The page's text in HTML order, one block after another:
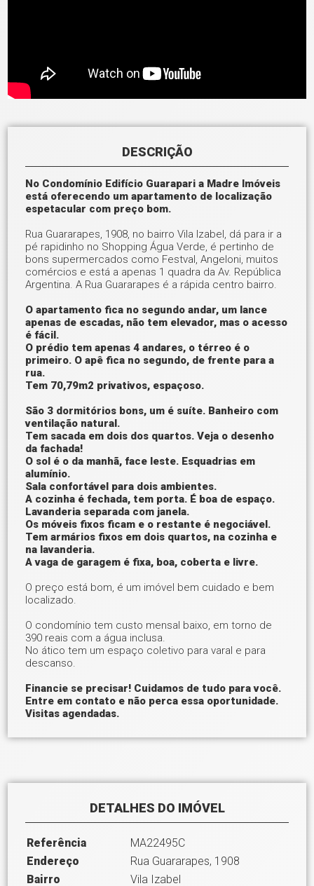
DESCRIÇÃO
No Condomínio Edifício Guarapari a Madre Imóveis
está oferecendo um apartamento de localização
espetacular com preço bom.
Rua Guararapes, 1908, no bairro Vila Izabel, dá para ir a
pé rapidinho no Shopping Água Verde, é pertinho de
bons supermercados como Festval, Angeloni, muitos
comércios e está a apenas 1 quadra da Av. República
Argentina. A Rua Guararapes é a rápida centro bairro.
O apartamento fica no segundo andar, um lance
apenas de escadas, não tem elevador, mas o acesso
é fácil.
O prédio tem apenas 4 andares, o térreo é o
primeiro. O apê fica no segundo, de frente para a
rua.
Tem 70,79m2 privativos, espaçoso.
São 3 dormitórios bons, um é suíte. Banheiro com
ventilação natural.
Tem sacada em dois dos quartos. Veja o desenho
da fachada!
O sol é o da manhã, face leste. Esquadrias em
alumínio.
Sala confortável para dois ambientes.
A cozinha é fechada, tem porta. É boa de espaço.
Lavanderia separada com janela.
Os móveis fixos ficam e o restante é negociável.
Tem armários fixos em dois quartos, na cozinha e
na lavanderia.
A vaga de garagem é fixa, boa, coberta e livre.
O preço está bom, é um imóvel bem cuidado e bem
localizado.
O condomínio tem custo mensal baixo, em torno de
390 reais com a água inclusa.
No ático tem um espaço coletivo para varal e para
descanso.
Financie se precisar! Cuidamos de tudo para você.
Entre em contato e não perca essa oportunidade.
Visitas agendadas.
DETALHES DO IMÓVEL
Referência
MA22495C
Endereço
Rua Guararapes, 1908
Bairro
Vila Izabel